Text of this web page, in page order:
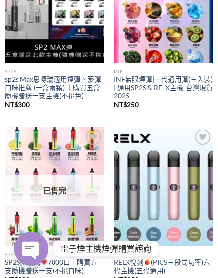
SP2S
sp2s Max思博瑞適用煙彈、菸彈
口味推薦 (一盒兩顆) ｜購買五盒
隨機贈送一支主機(不挑色)
NT$300
INF
INF無限煙彈|一代通用彈(三入裝)
| 通用SP2S & RELX主機-台灣現貨
2025
NT$250
Add to
wishlist
已售完
SP2S
SP2S拋棄式
7000口｜購買五
支隨機贈送一支(不挑口味)
Add to
wishlist
RELX
RELX悅刻
(PIUS三段式功率)六
代主機(五代通用)
電子煙主機煙彈購買諮詢
OPEN